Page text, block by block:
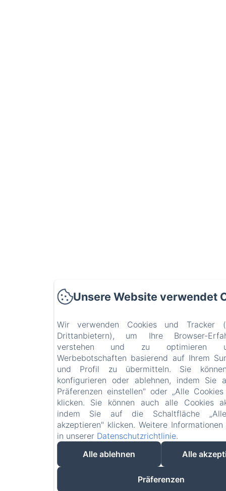
Unsere Website verwendet
Wir verwenden Cookies und Tracker
Drittanbietern), um Ihre Browser-
verstehen und zu optimieren
Werbebotschaften basierend auf Ihrem
und Profil zu übermitteln. Sie
konfigurieren oder ablehnen, indem Sie
Präferenzen einstellen" oder „Alle
klicken. Sie können auch alle Cookies
indem Sie auf die Schaltfläche
akzeptieren" klicken. Weitere
in unserer Datenschutzrichtlinie.
Alle ablehnen
Alle
Präferenzen